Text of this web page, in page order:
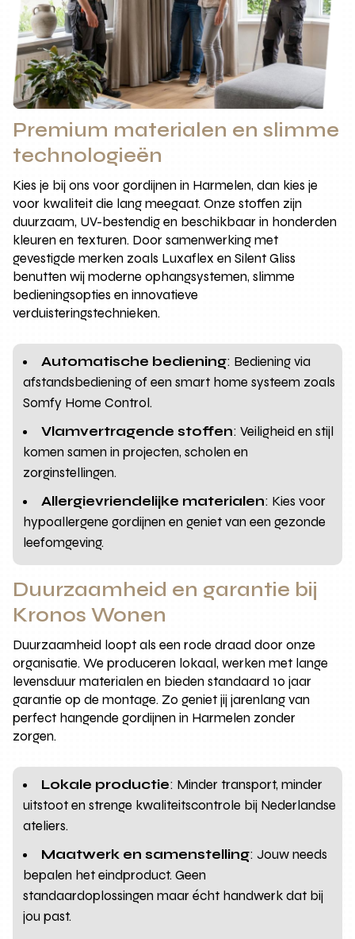
Premium materialen en slimme
technologieën
Kies je bij ons voor gordijnen in Harmelen, dan kies je
voor kwaliteit die lang meegaat. Onze stoffen zijn
duurzaam, UV-bestendig en beschikbaar in honderden
kleuren en texturen. Door samenwerking met
gevestigde merken zoals Luxaflex en Silent Gliss
benutten wij moderne ophangsystemen, slimme
bedieningsopties en innovatieve
verduisteringstechnieken.
Automatische bediening: Bediening via
afstandsbediening of een smart home systeem zoals
Somfy Home Control.
Vlamvertragende stoffen: Veiligheid en stijl
komen samen in projecten, scholen en
zorginstellingen.
Allergievriendelijke materialen: Kies voor
hypoallergene gordijnen en geniet van een gezonde
leefomgeving.
Duurzaamheid en garantie bij
Kronos Wonen
Duurzaamheid loopt als een rode draad door onze
organisatie. We produceren lokaal, werken met lange
levensduur materialen en bieden standaard 10 jaar
garantie op de montage. Zo geniet jij jarenlang van
perfect hangende gordijnen in Harmelen zonder
zorgen.
Lokale productie: Minder transport, minder
uitstoot en strenge kwaliteitscontrole bij Nederlandse
ateliers.
Maatwerk en samenstelling: Jouw needs
bepalen het eindproduct. Geen
standaardoplossingen maar écht handwerk dat bij
jou past.